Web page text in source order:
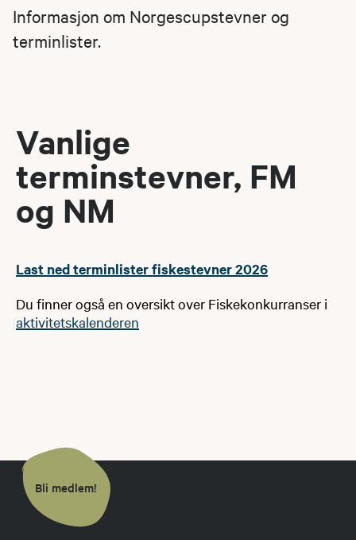
Informasjon om Norgescupstevner og
terminlister.
Vanlige
terminstevner, FM
og NM
Last ned terminlister fiskestevner 2026
Du finner også en oversikt over Fiskekonkurranser i
aktivitetskalenderen
Bli medlem!